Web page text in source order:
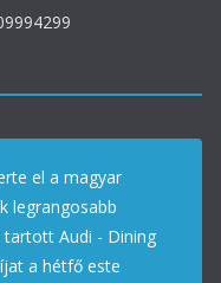
el a magyar
legrangosabb
Audi - Dining
a hétfő este